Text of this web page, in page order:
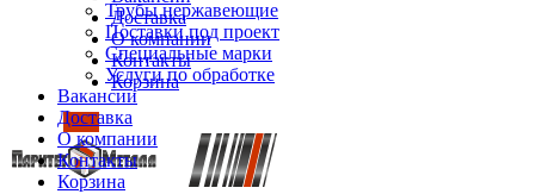
Доставка
О компании
Контакты
Корзина
Трубы нержавеющие
Поставки под проект
Специальные марки
Услуги по обработке
Вакансии
Доставка
О компании
Контакты
Корзина